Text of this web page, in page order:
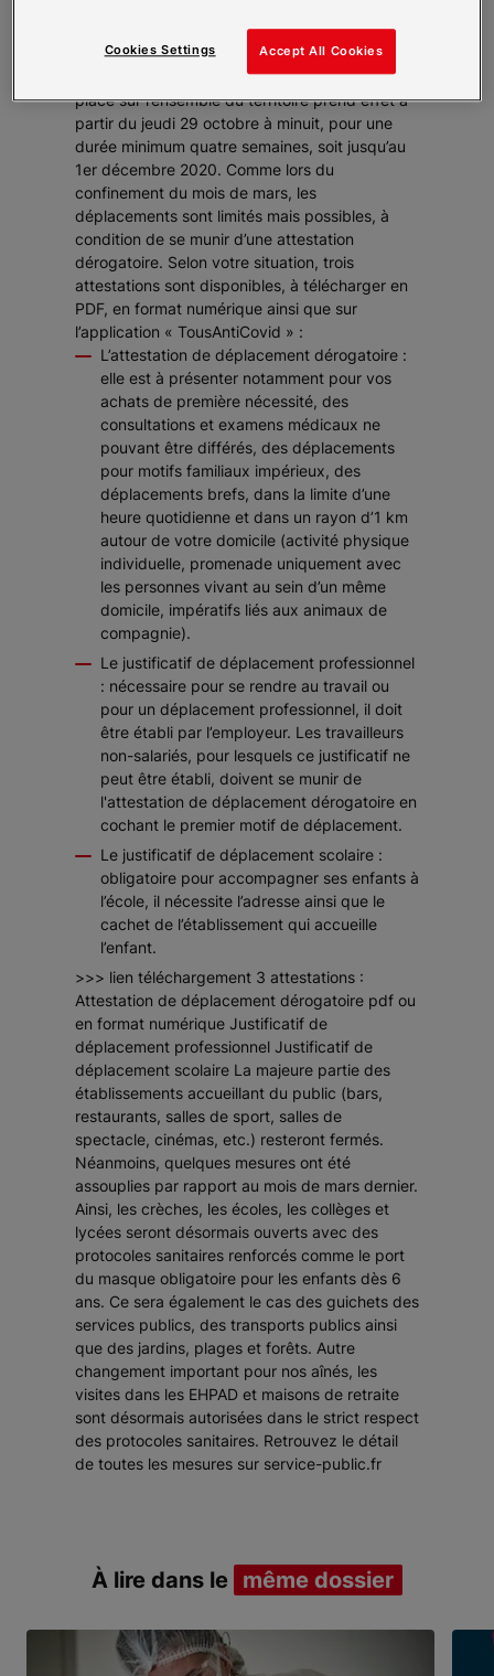
Les principales mesures et les nouvelles
attestations Le nouveau confinement mis en
place sur l’ensemble du territoire prend effet à
partir du jeudi 29 octobre à minuit, pour une
durée minimum quatre semaines, soit jusqu’au
1er décembre 2020. Comme lors du
confinement du mois de mars, les
déplacements sont limités mais possibles, à
condition de se munir d’une attestation
dérogatoire. Selon votre situation, trois
attestations sont disponibles, à télécharger en
PDF, en format numérique ainsi que sur
l’application « TousAntiCovid » :
L’attestation de déplacement dérogatoire :
elle est à présenter notamment pour vos
achats de première nécessité, des
consultations et examens médicaux ne
pouvant être différés, des déplacements
pour motifs familiaux impérieux, des
déplacements brefs, dans la limite d’une
heure quotidienne et dans un rayon d’1 km
autour de votre domicile (activité physique
individuelle, promenade uniquement avec
les personnes vivant au sein d’un même
domicile, impératifs liés aux animaux de
compagnie).
Le justificatif de déplacement professionnel
: nécessaire pour se rendre au travail ou
pour un déplacement professionnel, il doit
être établi par l’employeur. Les travailleurs
non-salariés, pour lesquels ce justificatif ne
peut être établi, doivent se munir de
l'attestation de déplacement dérogatoire en
cochant le premier motif de déplacement.
Le justificatif de déplacement scolaire :
obligatoire pour accompagner ses enfants à
l’école, il nécessite l’adresse ainsi que le
cachet de l’établissement qui accueille
l’enfant.
>>> lien téléchargement 3 attestations :
Attestation de déplacement dérogatoire pdf ou
en format numérique Justificatif de
déplacement professionnel Justificatif de
déplacement scolaire La majeure partie des
établissements accueillant du public (bars,
restaurants, salles de sport, salles de
spectacle, cinémas, etc.) resteront fermés.
Néanmoins, quelques mesures ont été
assouplies par rapport au mois de mars dernier.
Ainsi, les crèches, les écoles, les collèges et
lycées seront désormais ouverts avec des
protocoles sanitaires renforcés comme le port
du masque obligatoire pour les enfants dès 6
ans. Ce sera également le cas des guichets des
services publics, des transports publics ainsi
que des jardins, plages et forêts. Autre
changement important pour nos aînés, les
visites dans les EHPAD et maisons de retraite
sont désormais autorisées dans le strict respect
des protocoles sanitaires. Retrouvez le détail
de toutes les mesures sur service-public.fr
À lire dans le même dossier
Accept All Cookies
Cookies Settings